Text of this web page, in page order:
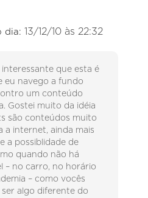
dia: 13/12/10 às 22:32
interessante que esta é
eu navego a fundo
um conteúdo
Gostei muito da idéia
são conteúdos muito
a internet, ainda mais
a possiblidade de
quando não há
– no carro, no horário
– como vocês
ser algo diferente do